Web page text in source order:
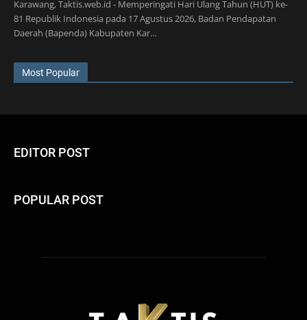
Karawang, Taktis.web.id - Memperingati Hari Ulang Tahun (HUT) ke-
81 Republik Indonesia pada 17 Agustus 2026, Badan Pendapatan
Daerah (Bapenda) Kabupaten Kar…
Most Popular
EDITOR POST
POPULAR POST